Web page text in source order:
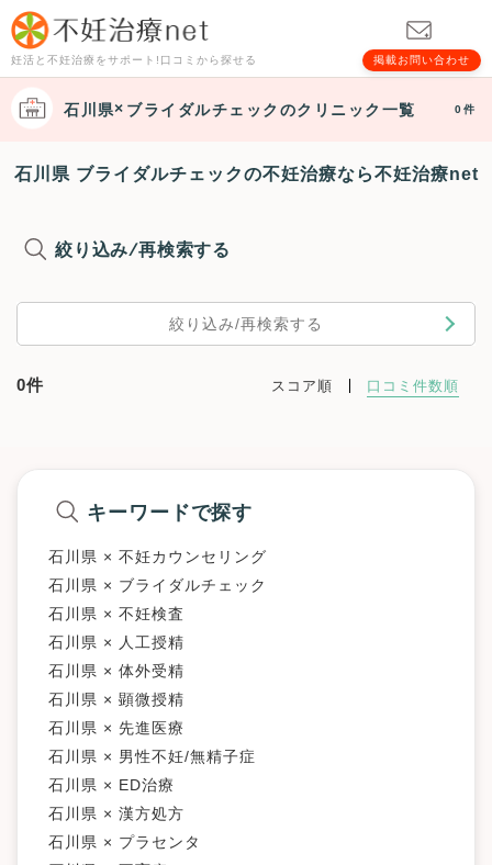
妊活と不妊治療をサポート!口コミから探せる 掲載お問い合わせ
石川県 ブライダルチェック のクリニック一覧 0件
石川県 ブライダルチェックの不妊治療なら不妊治療net
絞り込み/再検索する
絞り込み/再検索する
0件 スコア順 口コミ件数順
キーワードで探す
石川県 × 不妊カウンセリング
石川県 × ブライダルチェック
石川県 × 不妊検査
石川県 × 人工授精
石川県 × 体外受精
石川県 × 顕微授精
石川県 × 先進医療
石川県 × 男性不妊/無精子症
石川県 × ED治療
石川県 × 漢方処方
石川県 × プラセンタ